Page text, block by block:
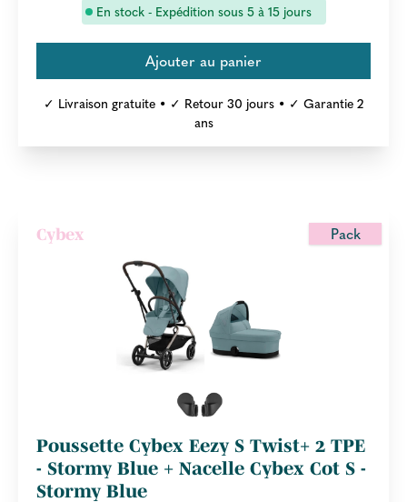
En stock - Expédition sous 5 à 15 jours
✓ Livraison gratuite • ✓ Retour 30 jours • ✓ Garantie 2
ans
Pack
Cybex
Poussette Cybex Eezy S Twist+ 2 TPE
- Stormy Blue + Nacelle Cybex Cot S -
Stormy Blue